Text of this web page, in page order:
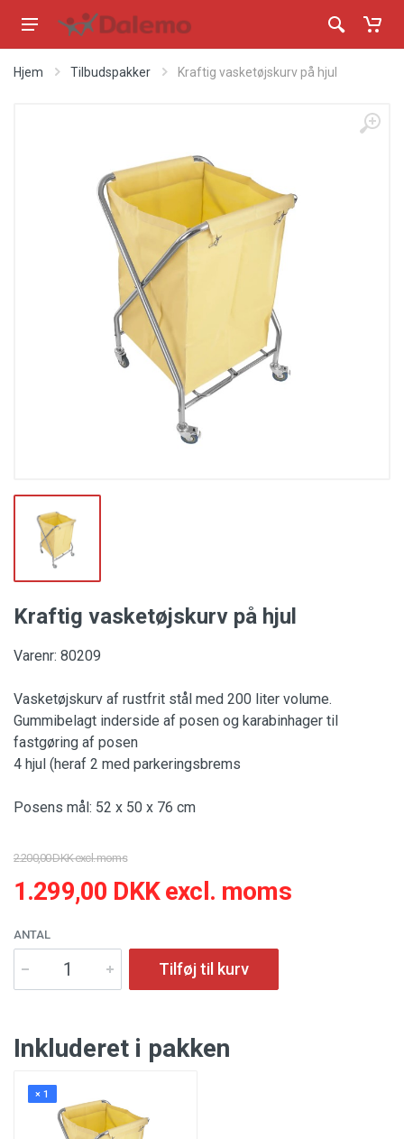
Hjem Tilbudspakker Kraftig vasketøjskurv på hjul
Kraftig vasketøjskurv på hjul
Varenr: 80209
Vasketøjskurv af rustfrit stål med 200 liter volume.
Gummibelagt inderside af posen og karabinhager til
fastgøring af posen
4 hjul (heraf 2 med parkeringsbrems
Posens mål: 52 x 50 x 76 cm
2.200,00 DKK excl. moms
1.299,00 DKK excl. moms
ANTAL
Tilføj til kurv
Inkluderet i pakken
× 1